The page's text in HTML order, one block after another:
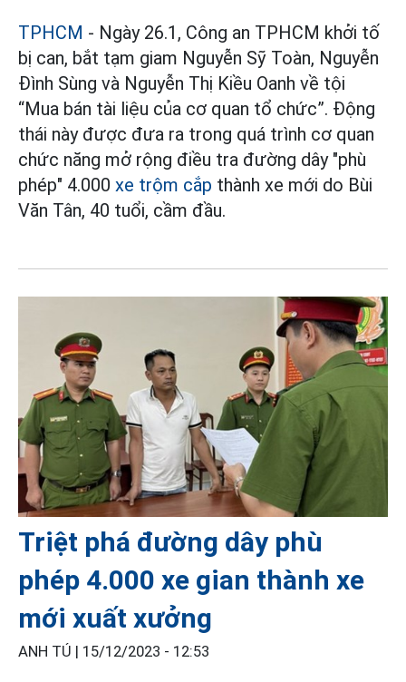
TPHCM - Ngày 26.1, Công an TPHCM khởi tố
bị can, bắt tạm giam Nguyễn Sỹ Toàn, Nguyễn
Đình Sùng và Nguyễn Thị Kiều Oanh về tội
“Mua bán tài liệu của cơ quan tổ chức”. Động
thái này được đưa ra trong quá trình cơ quan
chức năng mở rộng điều tra đường dây "phù
phép" 4.000 xe trộm cắp thành xe mới do Bùi
Văn Tân, 40 tuổi, cầm đầu.
Triệt phá đường dây phù
phép 4.000 xe gian thành xe
mới xuất xưởng
ANH TÚ | 15/12/2023 - 12:53